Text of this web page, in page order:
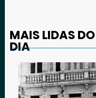
MAIS LIDAS DO
DIA